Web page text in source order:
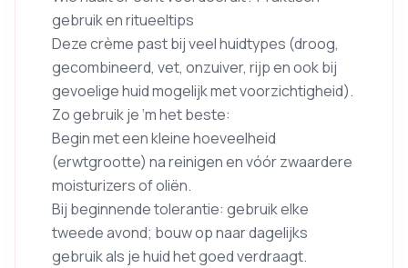
gebruik en ritueeltips
Deze crème past bij veel huidtypes (droog,
gecombineerd, vet, onzuiver, rijp en ook bij
gevoelige huid mogelijk met voorzichtigheid).
Zo gebruik je ‘m het beste:
Begin met een kleine hoeveelheid
(erwtgrootte) na reinigen en vóór zwaardere
moisturizers of oliën.
Bij beginnende tolerantie: gebruik elke
tweede avond; bouw op naar dagelijks
gebruik als je huid het goed verdraagt.